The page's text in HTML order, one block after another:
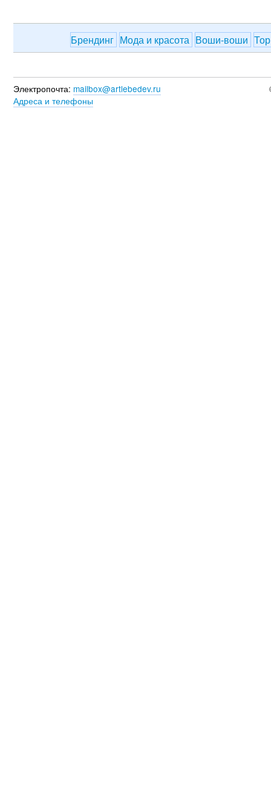
Брендинг Мода и красота Воши-воши
Электропочта: mailbox@artlebedev.ru
Адреса и телефоны